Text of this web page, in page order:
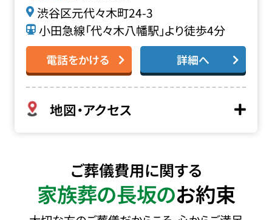
渋谷区元代々木町24-3
小田急線「代々木八幡駅」より徒歩4分
電話をかける 詳細へ
地図・アクセス
ご葬儀費用に関する
家族葬の長坂のお約束